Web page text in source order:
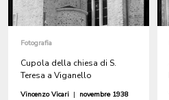
Fotografia
Cupola della chiesa di S.
Teresa a Viganello
Vincenzo Vicari | novembre 1938